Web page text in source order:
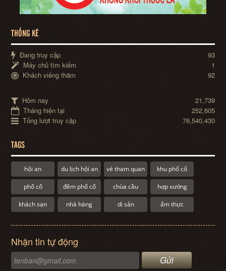
THỐNG KÊ
Đang truy cập
93
Máy chủ tìm kiếm
1
Khách viếng thăm
92
Hôm nay
21,739
Tháng hiện tại
252,605
Tổng lượt truy cập
76,540,430
TAGS
hội an du lịch hội an vé tham quan khu phố cổ
phố cổ đêm phố cổ chùa cầu hợp xướng
khách sạn nhà hàng di sản ẩm thực
Nhận tin tự động